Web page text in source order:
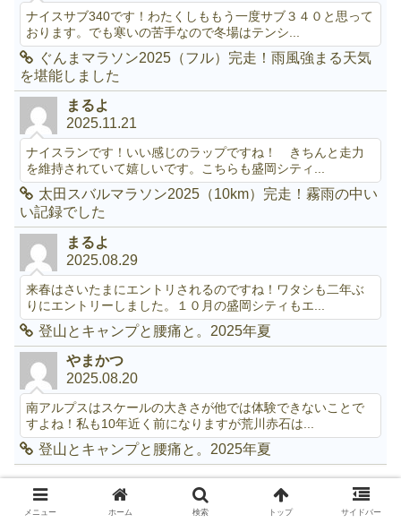
ナイスサブ340です！わたくしももう一度サブ３４０と思って
おります。でも寒いの苦手なので冬場はテンシ...
ぐんまマラソン2025（フル）完走！雨風強まる天気
を堪能しました
まるよ
2025.11.21
ナイスランです！いい感じのラップですね！ きちんと走力
を維持されていて嬉しいです。こちらも盛岡シティ...
太田スバルマラソン2025（10km）完走！霧雨の中い
い記録でした
まるよ
2025.08.29
来春はさいたまにエントリされるのですね！ワタシも二年ぶ
りにエントリーしました。１０月の盛岡シティもエ...
登山とキャンプと腰痛と。2025年夏
やまかつ
2025.08.20
南アルプスはスケールの大きさが他では体験できないことで
すよね！私も10年近く前になりますが荒川赤石は...
登山とキャンプと腰痛と。2025年夏
しろラン
メニュー ホーム 検索 トップ サイドバー